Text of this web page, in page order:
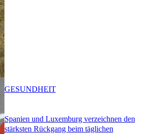
Spanien und Luxemburg verzeichnen den
stärksten Rückgang beim täglichen
GESUNDHEIT